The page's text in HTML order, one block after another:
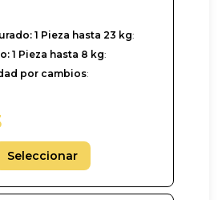
1 Pieza hasta 23 kg:
1 Pieza hasta 8 kg:
por cambios:
Seleccionar